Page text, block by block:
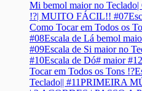
Mi bemol maior no Teclado|
!?| MUITO FÁCIL!! #07
Como Tocar em Todos os
#08Escala de Lá bemol
#09Escala de Si maior no
#10Escala de Dó# maior
Tocar em Todos os Tons !?
Teclado|| #11PRIMEIRA